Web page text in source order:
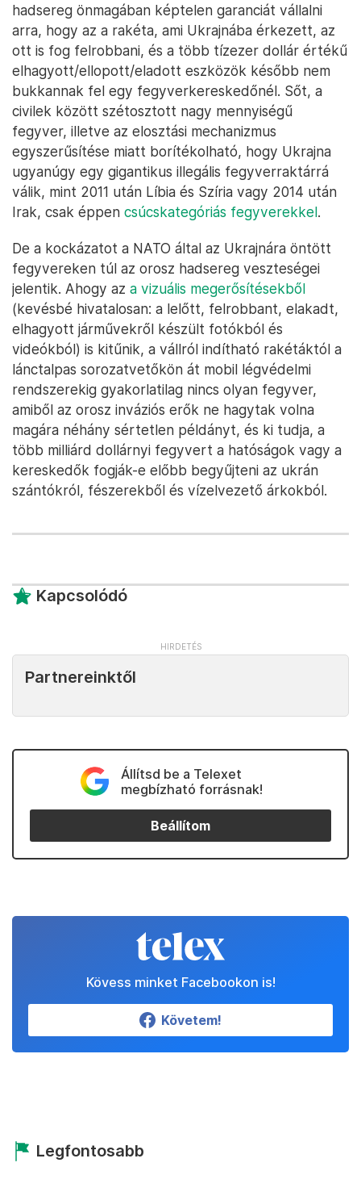
hadsereg önmagában képtelen garanciát vállalni
arra, hogy az a rakéta, ami Ukrajnába érkezett, az
ott is fog felrobbani, és a több tízezer dollár értékű
elhagyott/ellopott/eladott eszközök később nem
bukkannak fel egy fegyverkereskedőnél. Sőt, a
civilek között szétosztott nagy mennyiségű
fegyver, illetve az elosztási mechanizmus
egyszerűsítése miatt borítékolható, hogy Ukrajna
ugyanúgy egy gigantikus illegális fegyverraktárrá
válik, mint 2011 után Líbia és Szíria vagy 2014 után
Irak, csak éppen csúcskategóriás fegyverekkel.
De a kockázatot a NATO által az Ukrajnára öntött
fegyvereken túl az orosz hadsereg veszteségei
jelentik. Ahogy az a vizuális megerősítésekből
(kevésbé hivatalosan: a lelőtt, felrobbant, elakadt,
elhagyott járművekről készült fotókból és
videókból) is kitűnik, a vállról indítható rakétáktól a
lánctalpas sorozatvetőkön át mobil légvédelmi
rendszerekig gyakorlatilag nincs olyan fegyver,
amiből az orosz inváziós erők ne hagytak volna
magára néhány sértetlen példányt, és ki tudja, a
több milliárd dollárnyi fegyvert a hatóságok vagy a
kereskedők fogják-e előbb begyűjteni az ukrán
szántókról, fészerekből és vízelvezető árkokból.
Kapcsolódó
Partnereinktől
Állítsd be a Telexet
megbízható forrásnak!
Beállítom
Kövess minket Facebookon is!
Követem!
Legfontosabb